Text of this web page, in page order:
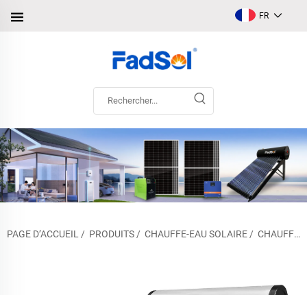
FR
PAGE D’ACCUEIL / PRODUITS / CHAUFFE-EAU SOLAIRE / CHAUFFE-EAU SOLAIRE NON PRESSURISÉ